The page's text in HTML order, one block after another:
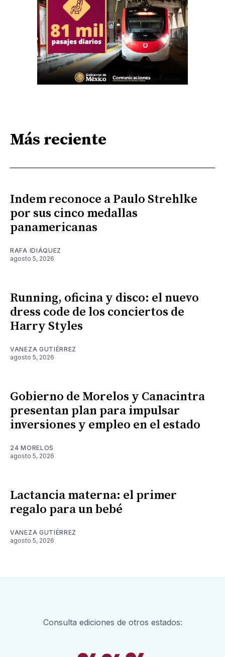
Más reciente
Indem reconoce a Paulo Strehlke
por sus cinco medallas
panamericanas
RAFA IDIÁQUEZ
agosto 5, 2026
Running, oficina y disco: el nuevo
dress code de los conciertos de
Harry Styles
VANEZA GUTIÉRREZ
agosto 5, 2026
Gobierno de Morelos y Canacintra
presentan plan para impulsar
inversiones y empleo en el estado
24 MORELOS
agosto 5, 2026
Lactancia materna: el primer
regalo para un bebé
VANEZA GUTIÉRREZ
agosto 5, 2026
Consulta ediciones de otros estados: